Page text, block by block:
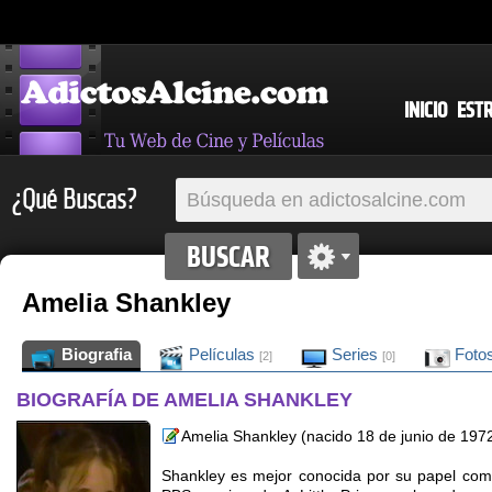
INICIO
¿Qué Buscas?
Amelia Shankley
Biografia Películas [2] Series [0]
BIOGRAFÍA DE AMELIA SHANKLEY
Amelia Shankley (nacido 18 de junio de
Shankley es mejor conocida por su papel